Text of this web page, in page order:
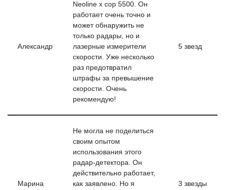
Александр
Neoline x cop 5500. Он
работает очень точно и
может обнаружить не
только радары, но и
лазерные измерители
скорости. Уже несколько
раз предотвратил
штрафы за превышение
скорости. Очень
рекомендую!
5 звезд
Марина
Не могла не поделиться
своим опытом
использования этого
радар-детектора. Он
действительно работает,
как заявлено. Но я
3 звезды